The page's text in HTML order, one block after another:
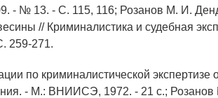
- № 13. - С. 115, 116; Розанов М. И.
// Криминалистика и судебная
259-271.
по криминалистической экспертизе
- М.: ВНИИСЭ, 1972. - 21 с.;